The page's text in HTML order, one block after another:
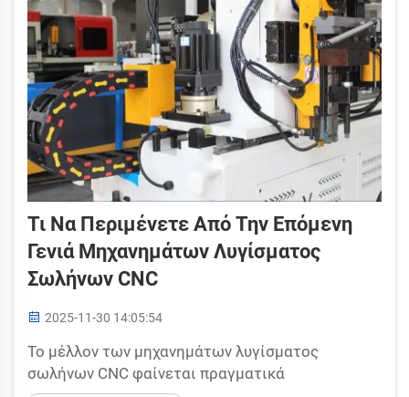
Τι Να Περιμένετε Από Την Επόμενη
Γενιά Μηχανημάτων Λυγίσματος
Σωλήνων CNC
2025-11-30 14:05:54
Το μέλλον των μηχανημάτων λυγίσματος
σωλήνων CNC φαίνεται πραγματικά